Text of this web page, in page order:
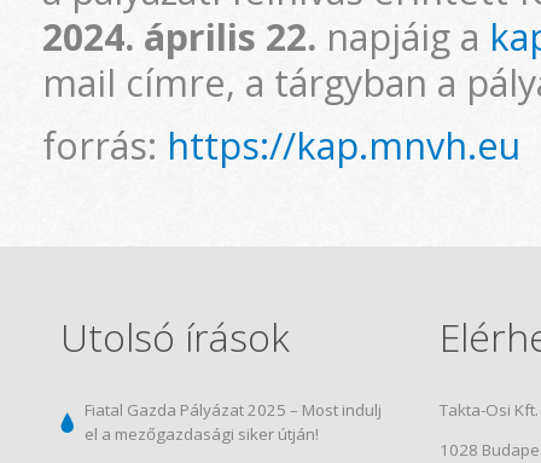
2024. április 22. napjáig a
mail címre, a tárgyban a
forrás: https://kap.mnvh.eu
Utolsó írások
Fiatal Gazda Pályázat 2025 – Most indulj
el a mezőgazdasági siker útján!
Takta-Osi Kft.
1028